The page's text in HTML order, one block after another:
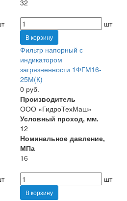
32
шт
В корзину
Фильтр напорный с
индикатором
загрязненности 1ФГМ16-
25М(К)
0 руб.
Производитель
ООО «ГидроТехМаш»
Условный проход, мм.
12
Номинальное давление,
МПа
16
шт
В корзину